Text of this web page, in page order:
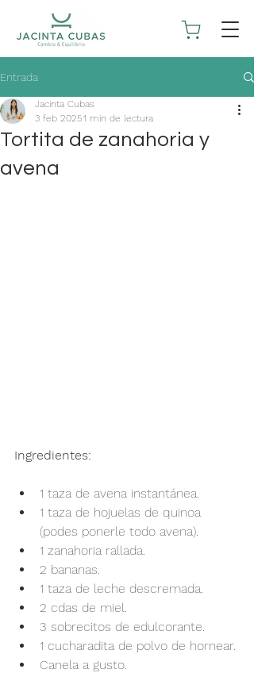
Entrada
Tortita de zanahoria y
avena
Jacinta Cubas
3 feb 20251 min de lectura
Ingredientes:
1 taza de avena instantánea.
1 taza de hojuelas de quinoa
(podes ponerle todo avena).
1 zanahoria rallada.
2 bananas.
1 taza de leche descremada.
2 cdas de miel.
3 sobrecitos de edulcorante.
1 cucharadita de polvo de hornear.
Canela a gusto.